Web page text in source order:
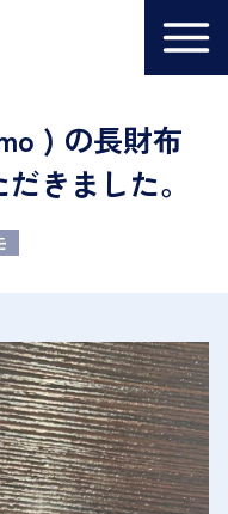
) の長財布
きました。